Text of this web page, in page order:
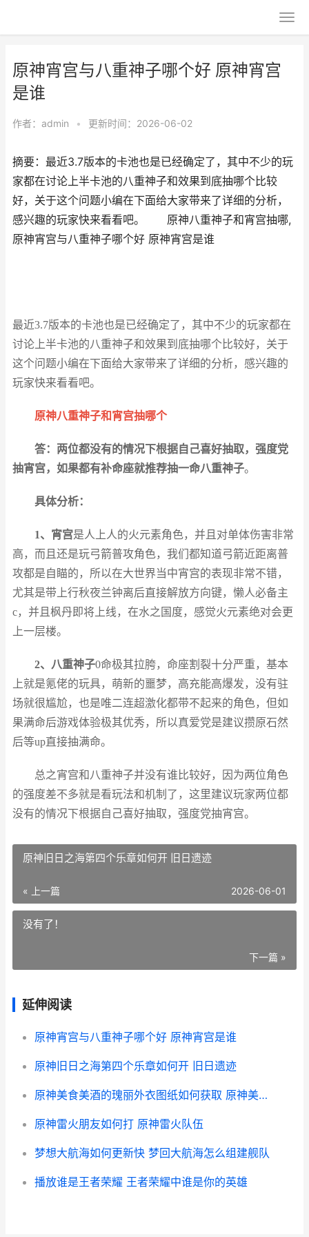
原神宵宫与八重神子哪个好 原神宵宫
是谁
作者： admin • 更新时间：2026-06-02
摘要：最近3.7版本的卡池也是已经确定了，其中不少的玩
家都在讨论上半卡池的八重神子和效果到底抽哪个比较
好，关于这个问题小编在下面给大家带来了详细的分析，
感兴趣的玩家快来看看吧。 原神八重神子和宵宫抽哪,
原神宵宫与八重神子哪个好 原神宵宫是谁
最近3.7版本的卡池也是已经确定了，其中不少的玩家都在
讨论上半卡池的八重神子和效果到底抽哪个比较好，关于
这个问题小编在下面给大家带来了详细的分析，感兴趣的
玩家快来看看吧。
原神八重神子和宵宫抽哪个
答：两位都没有的情况下根据自己喜好抽取，强度党
抽宵宫，如果都有补命座就推荐抽一命八重神子。
具体分析：
1、宵宫是人上人的火元素角色，并且对单体伤害非常
高，而且还是玩弓箭普攻角色，我们都知道弓箭近距离普
攻都是自瞄的，所以在大世界当中宵宫的表现非常不错，
尤其是带上行秋夜兰钟离后直接解放方向键，懒人必备主
c，并且枫丹即将上线，在水之国度，感觉火元素绝对会更
上一层楼。
2、八重神子0命极其拉胯，命座割裂十分严重，基本
上就是氪佬的玩具，萌新的噩梦，高充能高爆发，没有驻
场就很尴尬，也是唯二连超激化都带不起来的角色，但如
果满命后游戏体验极其优秀，所以真爱党是建议攒原石然
后等up直接抽满命。
总之宵宫和八重神子并没有谁比较好，因为两位角色
的强度差不多就是看玩法和机制了，这里建议玩家两位都
没有的情况下根据自己喜好抽取，强度党抽宵宫。
原神旧日之海第四个乐章如何开 旧日遗迹
« 上一篇 2026-06-01
没有了！
下一篇 »
延伸阅读
原神宵宫与八重神子哪个好 原神宵宫是谁
原神旧日之海第四个乐章如何开 旧日遗迹
原神美食美酒的瑰丽外衣图纸如何获取 原神美味的食谱
原神雷火朋友如何打 原神雷火队伍
梦想大航海如何更新快 梦回大航海怎么组建舰队
播放谁是王者荣耀 王者荣耀中谁是你的英雄